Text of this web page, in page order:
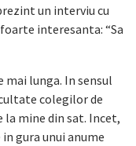
un interviu cu
interesanta: “Sa
mai lunga. In sensul
colegilor de
mine din sat. Incet,
gura unui anume